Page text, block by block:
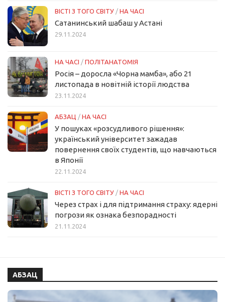
ВІСТІ З ТОГО СВІТУ / НА ЧАСІ
Сатанинський шабаш у Астані
29.11.2024
НА ЧАСІ / ПОЛІТАНАТОМІЯ
Росія – доросла «Чорна мамба», або 21
листопада в новітній історії людства
23.11.2024
АБЗАЦ / НА ЧАСІ
У пошуках «розсудливого рішення»:
український університет зажадав
повернення своїх студентів, що навчаються
в Японії
22.11.2024
ВІСТІ З ТОГО СВІТУ / НА ЧАСІ
Через страх і для підтримання страху: ядерні
погрози як ознака безпорадності
21.11.2024
АБЗАЦ